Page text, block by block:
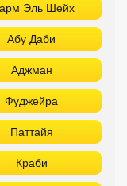
Эль Шейх
Абу Даби
Аджман
Фуджейра
Паттайя
Краби